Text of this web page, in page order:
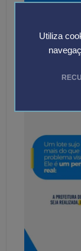
Utiliza